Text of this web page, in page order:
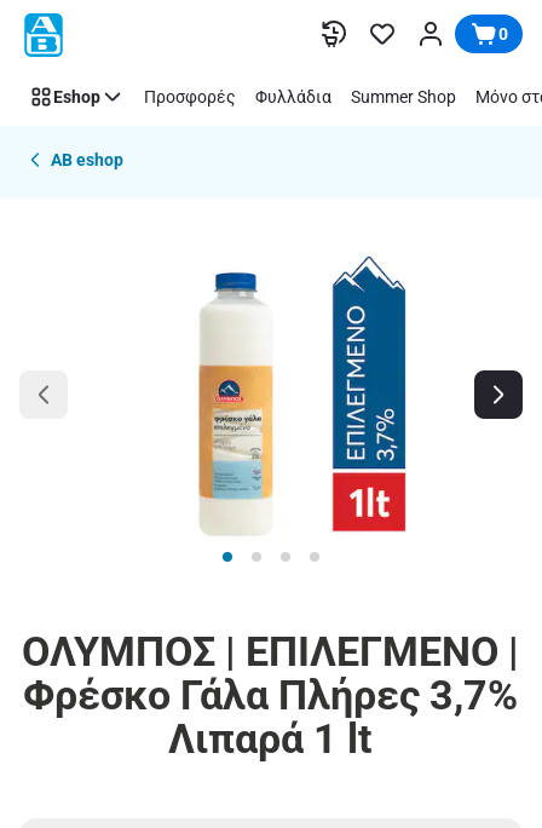
Παράλειψη 0
Eshop Προσφορές Φυλλάδια Summer Shop Μόνο
AB eshop
ΟΛΥΜΠΟΣ | ΕΠΙΛΕΓΜΕΝΟ |
Φρέσκο Γάλα Πλήρες 3,7%
Λιπαρά 1 lt